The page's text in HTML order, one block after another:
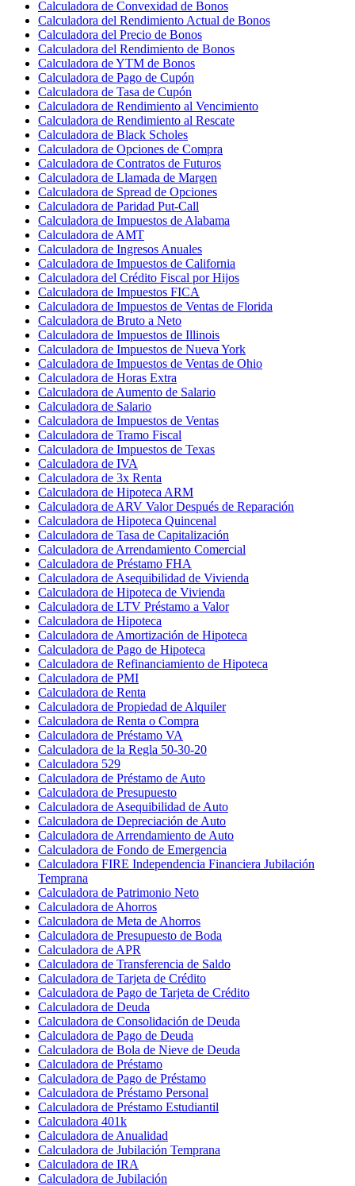
Calculadora de Convexidad de Bonos
Calculadora del Rendimiento Actual de Bonos
Calculadora del Precio de Bonos
Calculadora del Rendimiento de Bonos
Calculadora de YTM de Bonos
Calculadora de Pago de Cupón
Calculadora de Tasa de Cupón
Calculadora de Rendimiento al Vencimiento
Calculadora de Rendimiento al Rescate
Calculadora de Black Scholes
Calculadora de Opciones de Compra
Calculadora de Contratos de Futuros
Calculadora de Llamada de Margen
Calculadora de Spread de Opciones
Calculadora de Paridad Put-Call
Calculadora de Impuestos de Alabama
Calculadora de AMT
Calculadora de Ingresos Anuales
Calculadora de Impuestos de California
Calculadora del Crédito Fiscal por Hijos
Calculadora de Impuestos FICA
Calculadora de Impuestos de Ventas de Florida
Calculadora de Bruto a Neto
Calculadora de Impuestos de Illinois
Calculadora de Impuestos de Nueva York
Calculadora de Impuestos de Ventas de Ohio
Calculadora de Horas Extra
Calculadora de Aumento de Salario
Calculadora de Salario
Calculadora de Impuestos de Ventas
Calculadora de Tramo Fiscal
Calculadora de Impuestos de Texas
Calculadora de IVA
Calculadora de 3x Renta
Calculadora de Hipoteca ARM
Calculadora de ARV Valor Después de Reparación
Calculadora de Hipoteca Quincenal
Calculadora de Tasa de Capitalización
Calculadora de Arrendamiento Comercial
Calculadora de Préstamo FHA
Calculadora de Asequibilidad de Vivienda
Calculadora de Hipoteca de Vivienda
Calculadora de LTV Préstamo a Valor
Calculadora de Hipoteca
Calculadora de Amortización de Hipoteca
Calculadora de Pago de Hipoteca
Calculadora de Refinanciamiento de Hipoteca
Calculadora de PMI
Calculadora de Renta
Calculadora de Propiedad de Alquiler
Calculadora de Renta o Compra
Calculadora de Préstamo VA
Calculadora de la Regla 50-30-20
Calculadora 529
Calculadora de Préstamo de Auto
Calculadora de Presupuesto
Calculadora de Asequibilidad de Auto
Calculadora de Depreciación de Auto
Calculadora de Arrendamiento de Auto
Calculadora de Fondo de Emergencia
Calculadora FIRE Independencia Financiera Jubilación
Temprana
Calculadora de Patrimonio Neto
Calculadora de Ahorros
Calculadora de Meta de Ahorros
Calculadora de Presupuesto de Boda
Calculadora de APR
Calculadora de Transferencia de Saldo
Calculadora de Tarjeta de Crédito
Calculadora de Pago de Tarjeta de Crédito
Calculadora de Deuda
Calculadora de Consolidación de Deuda
Calculadora de Pago de Deuda
Calculadora de Bola de Nieve de Deuda
Calculadora de Préstamo
Calculadora de Pago de Préstamo
Calculadora de Préstamo Personal
Calculadora de Préstamo Estudiantil
Calculadora 401k
Calculadora de Anualidad
Calculadora de Jubilación Temprana
Calculadora de IRA
Calculadora de Jubilación